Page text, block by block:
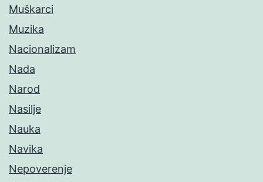
Muškarci
Muzika
Nacionalizam
Nada
Narod
Nasilje
Nauka
Navika
Nepoverenje